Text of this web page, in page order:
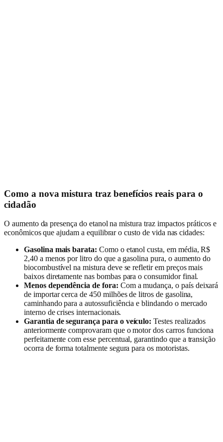
Como a nova mistura traz benefícios reais para o
cidadão
O aumento da presença do etanol na mistura traz impactos práticos e
econômicos que ajudam a equilibrar o custo de vida nas cidades:
Gasolina mais barata: Como o etanol custa, em média, R$
2,40 a menos por litro do que a gasolina pura, o aumento do
biocombustível na mistura deve se refletir em preços mais
baixos diretamente nas bombas para o consumidor final.
Menos dependência de fora: Com a mudança, o país deixará
de importar cerca de 450 milhões de litros de gasolina,
caminhando para a autossuficiência e blindando o mercado
interno de crises internacionais.
Garantia de segurança para o veículo: Testes realizados
anteriormente comprovaram que o motor dos carros funciona
perfeitamente com esse percentual, garantindo que a transição
ocorra de forma totalmente segura para os motoristas.